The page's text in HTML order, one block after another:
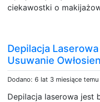
ciekawostki o
Depilacja Laserowa
Usuwanie
Dodano: 6 lat 3 miesiące temu
Depilacja laserowa jest